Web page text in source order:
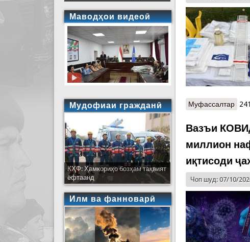
Муфассалтар о
Вазъи
миллион
иқтисоди
Чоп шуд: 07/10/
Маводҳои видеоӣ
Мудофиаи гражданӣ
КҲФ: Ҳамкориҳо бозҳам тақвият
ёфтаанд
Илм ва фанноварӣ